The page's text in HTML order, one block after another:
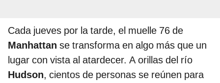
Cada jueves por la tarde, el muelle 76 de
Manhattan se transforma en algo más que un
lugar con vista al atardecer. A orillas del río
Hudson, cientos de personas se reúnen para